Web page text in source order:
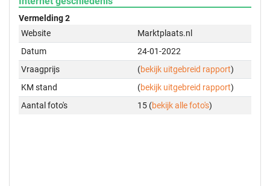
Vermelding 2
Website
Marktplaats.nl
Datum
24-01-2022
Vraagprijs
(bekijk uitgebreid rapport)
KM stand
(bekijk uitgebreid rapport)
Aantal foto's
15 (bekijk alle foto's)